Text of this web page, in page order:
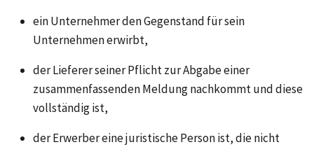
ein Unternehmer den Gegenstand für sein
Unternehmen erwirbt,
der Lieferer seiner Pflicht zur Abgabe einer
zusammenfassenden Meldung nachkommt und diese
vollständig ist,
der Erwerber eine juristische Person ist, die nicht